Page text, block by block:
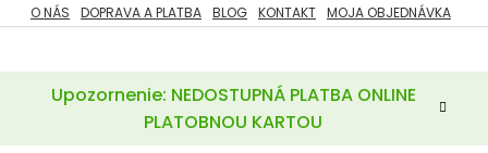
Prejsť
na
Upozornenie: NEDOSTUPNÁ PLATBA ONLINE
PLATOBNOU KARTOU
O NÁS DOPRAVA A PLATBA BLOG KONTAKT MOJA OBJEDNÁVKA
ZĽAVY
POTREBY
A